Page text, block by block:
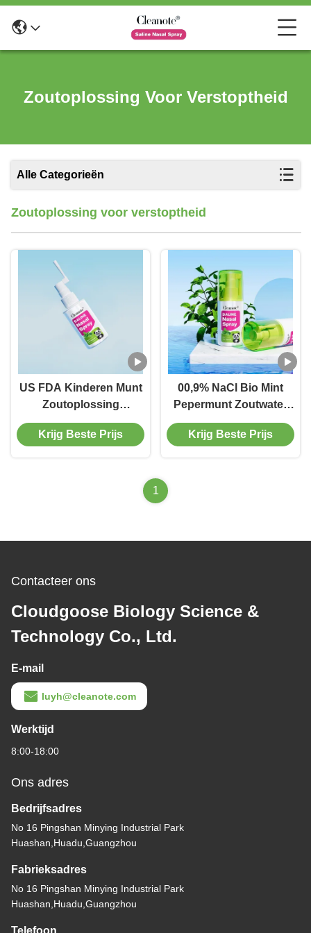
Zoutoplossing Voor Verstoptheid
Alle Categorieën
Zoutoplossing voor verstoptheid
US FDA Kinderen Munt
Zoutoplossing
Neusspray tegen
verstopte neus 60 ml
Krijg Beste Prijs
00,9% NaCl Bio Mint
Pepermunt Zoutwater
Neusspray Voor
Congestie Rinitis
Krijg Beste Prijs
1
Contacteer ons
Cloudgoose Biology Science &
Technology Co., Ltd.
E-mail
luyh@cleanote.com
Werktijd
8:00-18:00
Ons adres
Bedrijfsadres
No 16 Pingshan Minying Industrial Park
Huashan,Huadu,Guangzhou
Fabrieksadres
No 16 Pingshan Minying Industrial Park
Huashan,Huadu,Guangzhou